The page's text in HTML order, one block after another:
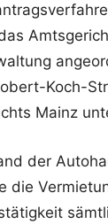
Koch-
Mainz
der
die